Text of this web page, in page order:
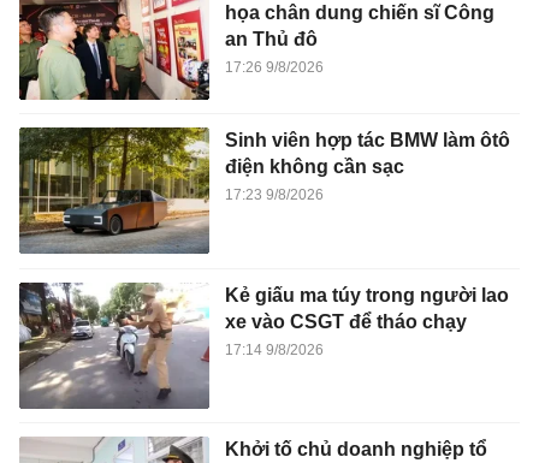
họa chân dung chiến sĩ Công
an Thủ đô
17:26 9/8/2026
Sinh viên hợp tác BMW làm ôtô
điện không cần sạc
17:23 9/8/2026
Kẻ giấu ma túy trong người lao
xe vào CSGT để tháo chạy
17:14 9/8/2026
Khởi tố chủ doanh nghiệp tổ